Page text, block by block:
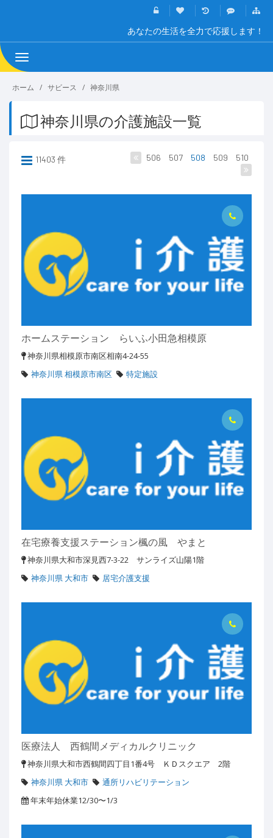
あなたの生活を全力で応援します！
Toggle
navigation
ホーム サビース 神奈川県
神奈川県の介護施設一覧
11403 件 506 507 508 509 510
ホームステーション らいふ小田急相模原
神奈川県相模原市南区相南4-24-55
神奈川県 相模原市南区
特定施設
在宅療養支援ステーション楓の風 やまと
神奈川県大和市深見西7-3-22 サンライズ山陽1階
神奈川県 大和市
居宅介護支援
医療法人 西鶴間メディカルクリニック
神奈川県大和市西鶴間四丁目1番4号 ＫＤスクエア 2階
神奈川県 大和市
通所リハビリテーション
年末年始休業12/30〜1/3